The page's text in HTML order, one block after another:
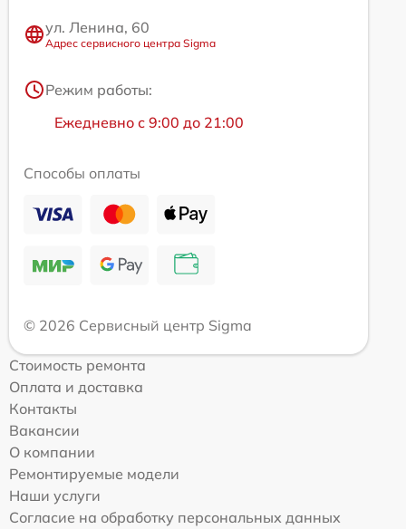
ул. Ленина, 60
Адрес сервисного центра Sigma
Режим работы:
Ежедневно с 9:00 до 21:00
Способы оплаты
© 2026 Сервисный центр Sigma
Стоимость ремонта
Оплата и доставка
Контакты
Вакансии
О компании
Ремонтируемые модели
Наши услуги
Согласие на обработку персональных данных